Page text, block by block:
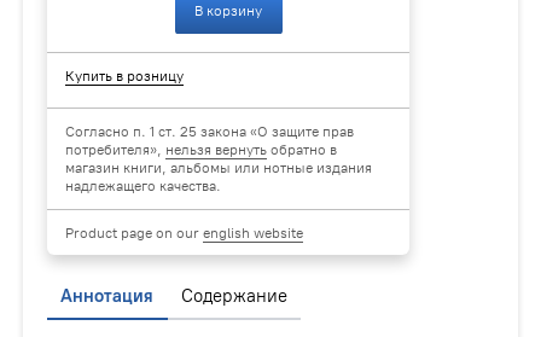
В корзину
Купить в розницу
Согласно п. 1 ст. 25 закона «О защите прав
потребителя», нельзя вернуть обратно в
магазин книги, альбомы или нотные издания
надлежащего качества.
Product page on ourenglish website
Аннотация Содержание